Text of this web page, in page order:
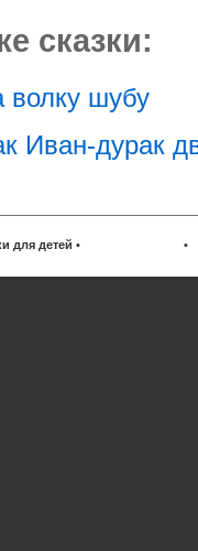
сказки:
волку шубу
Иван-дурак
для детей • •